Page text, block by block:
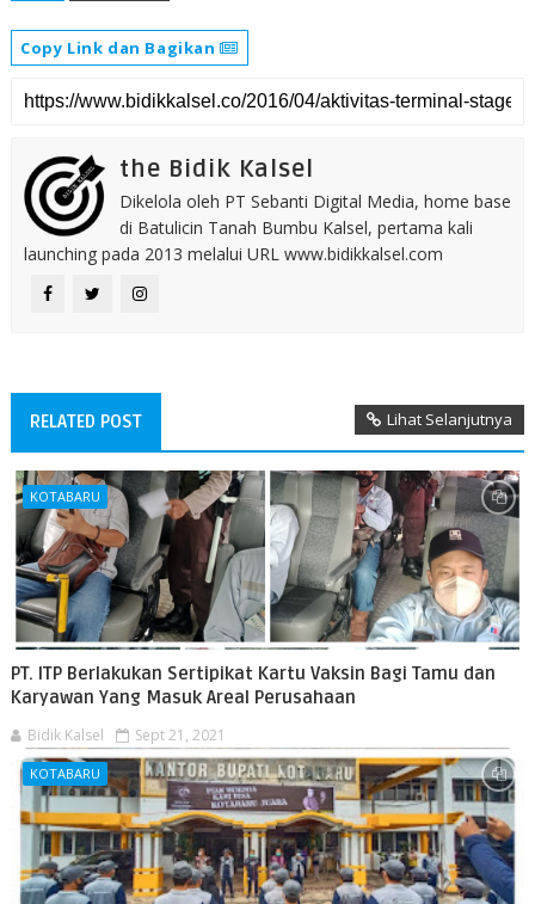
Copy Link dan Bagikan
the Bidik Kalsel
Dikelola oleh PT Sebanti Digital Media, home base
di Batulicin Tanah Bumbu Kalsel, pertama kali
launching pada 2013 melalui URL www.bidikkalsel.com
RELATED POST Lihat Selanjutnya
KOTABARU
PT. ITP Berlakukan Sertipikat Kartu Vaksin Bagi Tamu dan
Karyawan Yang Masuk Areal Perusahaan
Bidik Kalsel Sept 21, 2021
KOTABARU